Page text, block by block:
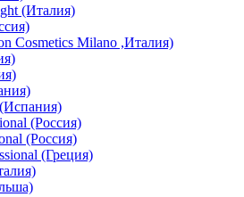
(Италия)
Cosmetics Milano ,Италия)
(Россия)
(Россия)
(Греция)